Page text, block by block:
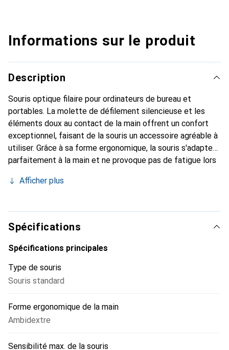
Informations sur le produit
Description
Souris optique filaire pour ordinateurs de bureau et
portables. La molette de défilement silencieuse et les
éléments doux au contact de la main offrent un confort
exceptionnel, faisant de la souris un accessoire agréable à
utiliser. Grâce à sa forme ergonomique, la souris s'adapte
parfaitement à la main et ne provoque pas de fatigue lors
de haute qualité 1000 dpi. Molette de défilement
– Plug & Play.
Afficher plus
Spécifications
Spécifications principales
Type de souris
Souris standard
Forme ergonomique de la main
Ambidextre
Sensibilité max. de la souris